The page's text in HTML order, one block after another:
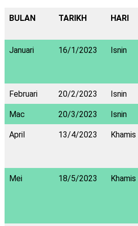
BULAN TARIKH HARI
Januari 16/1/2023 Isnin
Februari 20/2/2023 Isnin
Mac 20/3/2023 Isnin
April 13/4/2023 Khamis
Mei 18/5/2023 Khamis